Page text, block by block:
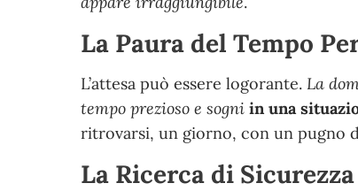
La Paura del Tempo
L’attesa può essere logorante. La
tempo prezioso e sogni in una
ritrovarsi, un giorno, con un pugno
La Ricerca di